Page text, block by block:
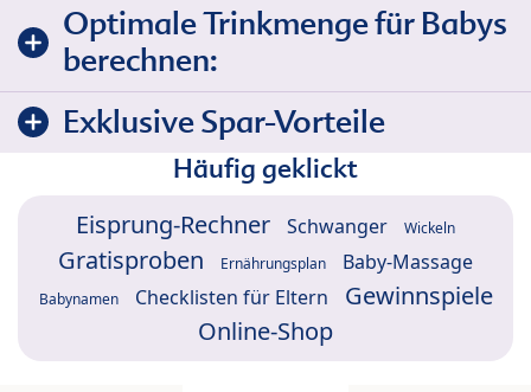
Optimale Trinkmenge für Babys
berechnen:
Exklusive Spar-Vorteile
Häufig geklickt
Eisprung-Rechner Schwanger Wickeln
Gratisproben Ernährungsplan Baby-Massage
Babynamen Checklisten für Eltern
Gewinnspiele
Online-Shop